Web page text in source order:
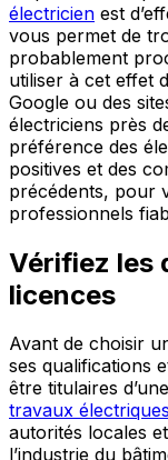
électricien est
vous permet de
probablement
utiliser à cet effet
Google ou des
électriciens près
préférence des
positives et des
précédents, pour
professionnels
Vérifiez les
licences
Avant de choisir
ses qualifications
être titulaires
travaux électriques
autorités locales
l’industrie du